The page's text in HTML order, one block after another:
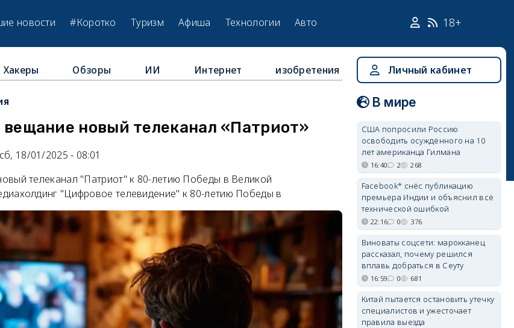
новости #Коротко Туризм Афиша Технологии Авто 18+
Хакеры Обзоры ИИ Интернет изобретения
вещание новый телеканал «Патриот»
сб, 18/01/2025 - 08:01
телеканал "Патриот" к 80-летию Победы в Великой
"Цифровое телевидение" к 80-летию Победы в
Личный кабинет
В мире
США попросили Россию
освободить осуждённого на 10
лет американца Гилмана
16:40 2 268
Facebook* снёс публикацию
премьера Индии и объяснил всё
технической ошибкой
22:16 0 376
Виноваты соцсети: марокканец
рассказал, почему решился
вплавь добраться в Сеуту
16:59 0 681
Китай пытается остановить утечку
специалистов и ужесточает
правила выезда